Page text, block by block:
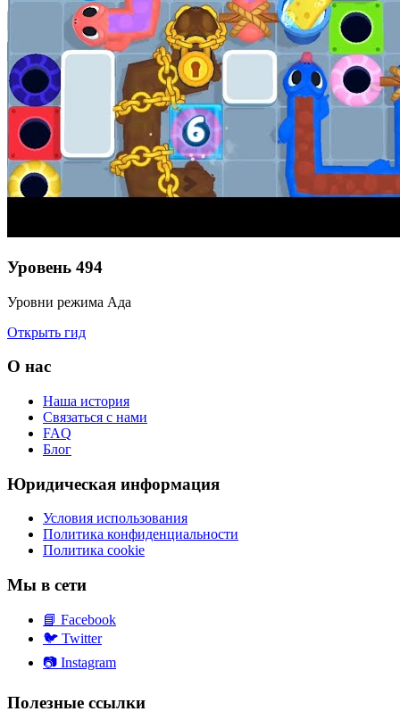
Уровень 494
Уровни режима Ада
Открыть гид
О нас
Наша история
Связаться с нами
FAQ
Блог
Юридическая информация
Условия использования
Политика конфиденциальности
Политика cookie
Мы в сети
📘 Facebook
🐦 Twitter
📷 Instagram
Полезные ссылки